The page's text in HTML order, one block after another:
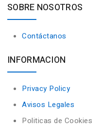
SOBRE NOSOTROS
Contáctanos
INFORMACION
Privacy Policy
Avisos Legales
Politicas de Cookies